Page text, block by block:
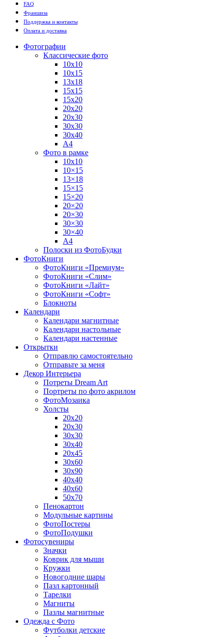
FAQ
Франшиза
Поддержка и контакты
Оплата и доставка
Фотографии
Классические фото
10х10
10х15
13х18
15х15
15х20
20х20
20х30
30х30
30х40
А4
Фото в рамке
10х10
10×15
13×18
15×15
15×20
20×20
20×30
30×30
30×40
A4
Полоски из ФотоБудки
ФотоКниги
ФотоКниги «Премиум»
ФотоКниги «Слим»
ФотоКниги «Лайт»
ФотоКниги «Софт»
Блокноты
Календари
Календари магнитные
Календари настольные
Календари настенные
Открытки
Отправлю самостоятельно
Отправьте за меня
Декор Интерьера
Потреты Dream Art
Портреты по фото акрилом
ФотоМозаика
Холсты
20х20
20х30
30х30
30х40
20х45
30х60
30х90
40х40
40х60
50х70
Пенокартон
Модульные картины
ФотоПостеры
ФотоПодушки
Фотоcувениры
Значки
Коврик для мыши
Кружки
Новогодние шары
Пазл картонный
Тарелки
Магниты
Пазлы магнитные
Одежда с Фото
Футболки детские